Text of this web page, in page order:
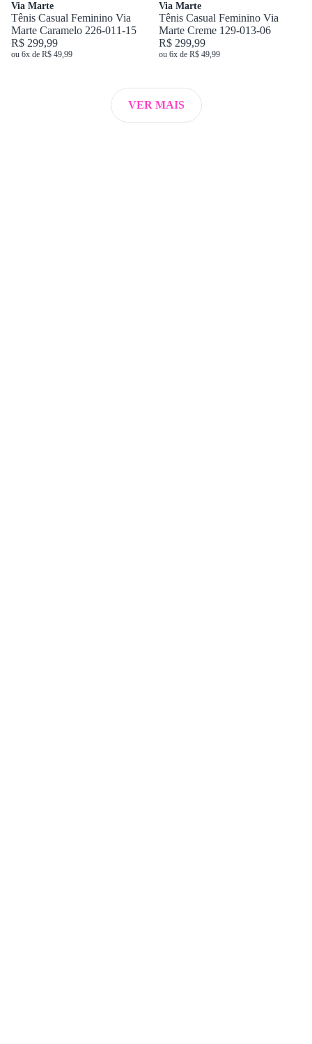
Via Marte
Tênis Casual Feminino Via
Marte Caramelo 226-011-15
R$ 299,99
ou 6x de R$ 49,99
Via Marte
Tênis Casual Feminino Via
Marte Creme 129-013-06
R$ 299,99
ou 6x de R$ 49,99
VER MAIS